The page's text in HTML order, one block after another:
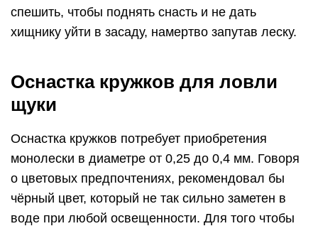
спешить, чтобы поднять снасть и не дать
хищнику уйти в засаду, намертво запутав леску.
Оснастка кружков для ловли
щуки
Оснастка кружков потребует приобретения
монолески в диаметре от 0,25 до 0,4 мм. Говоря
о цветовых предпочтениях, рекомендовал бы
чёрный цвет, который не так сильно заметен в
воде при любой освещенности. Для того чтобы